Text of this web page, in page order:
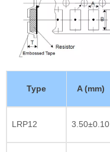
Type A (mm)
LRP12 3.50±0.10